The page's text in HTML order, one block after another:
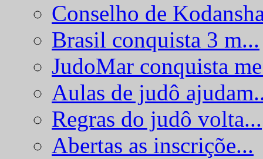
Conselho de
Brasil conquista 3 m...
JudoMar conquista
Aulas de judô
Regras do judô volta...
Abertas as inscriçõe...